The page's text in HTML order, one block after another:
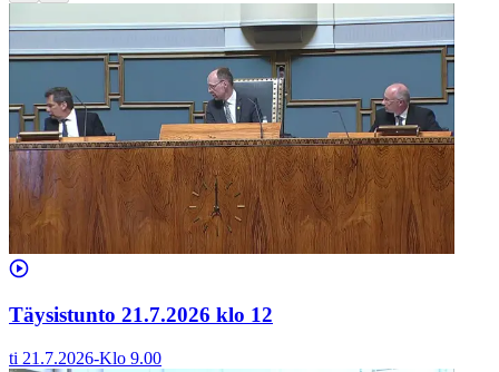
Täysistunto 21.7.2026 klo 12
ti 21.7.2026-Klo 9.00